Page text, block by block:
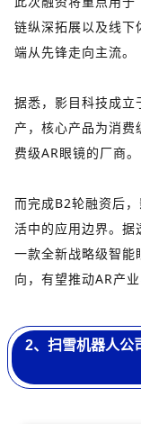
链纵深拓展以及线
端从先锋走向主流。
据悉，影目科技成
产，核心产品为消费
费级AR眼镜的厂商。
而完成B2轮融资后
活中的应用边界。
一款全新战略级智能
向，有望推动AR产业
2、扫雪机器人公